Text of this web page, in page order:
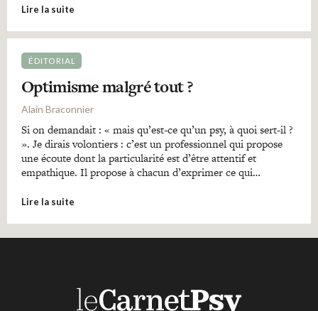
Lire la suite
ÉDITORIAL
Optimisme malgré tout ?
Alain Braconnier
Si on demandait : « mais qu’est-ce qu’un psy, à quoi sert-il ?
». Je dirais volontiers : c’est un professionnel qui propose
une écoute dont la particularité est d’être attentif et
empathique. Il propose à chacun d’exprimer ce qui…
Lire la suite